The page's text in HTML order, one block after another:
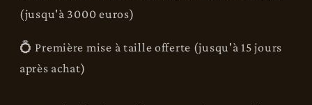
(jusqu'à 3000 euros)
💍 Première mise à taille offerte (jusqu'à 15 jours
après achat)